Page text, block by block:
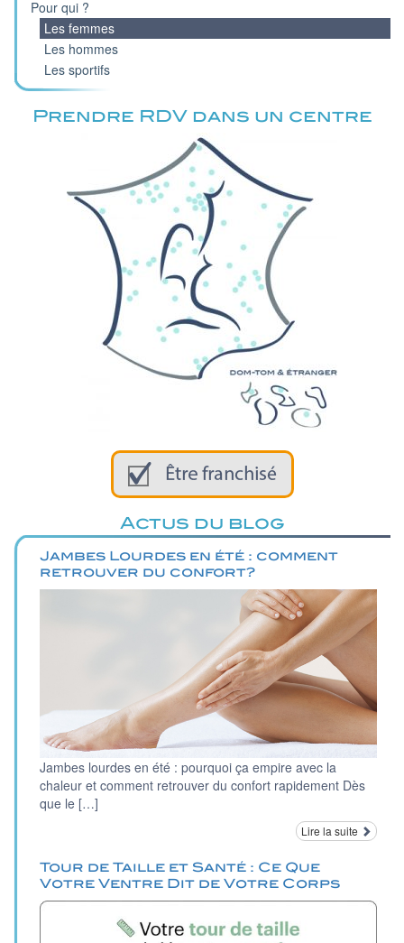
Pour qui ?
Les femmes
Les hommes
Les sportifs
Prendre RDV dans un centre
Actus du blog
Jambes Lourdes en été : comment
retrouver du confort?
Jambes lourdes en été : pourquoi ça empire avec la
chaleur et comment retrouver du confort rapidement Dès
que le […]
Lire la suite
Tour de Taille et Santé : Ce Que
Votre Ventre Dit de Votre Corps